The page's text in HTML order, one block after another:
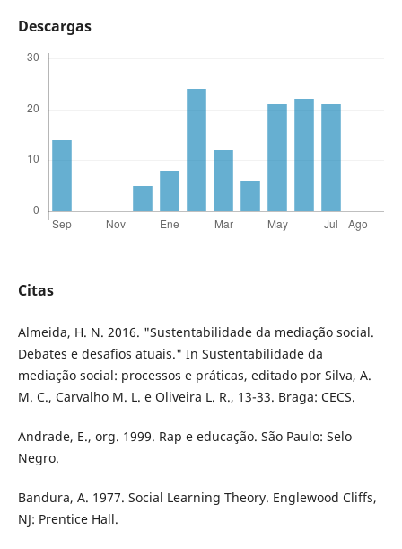
Descargas
Citas
Almeida, H. N. 2016. "Sustentabilidade da mediação social.
Debates e desafios atuais." In Sustentabilidade da
mediação social: processos e práticas, editado por Silva, A.
M. C., Carvalho M. L. e Oliveira L. R., 13-33. Braga: CECS.
Andrade, E., org. 1999. Rap e educação. São Paulo: Selo
Negro.
Bandura, A. 1977. Social Learning Theory. Englewood Cliffs,
NJ: Prentice Hall.